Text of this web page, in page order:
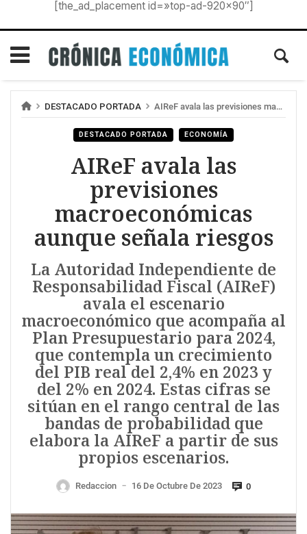
[the_ad_placement id=»top-ad-920×90″]
DESTACADO PORTADA AIReF avala las previsiones macroeconómicas aunque señala riesgos
DESTACADO PORTADA ECONOMÍA
AIReF avala las
previsiones
macroeconómicas
aunque señala riesgos
La Autoridad Independiente de
Responsabilidad Fiscal (AIReF)
avala el escenario
macroeconómico que acompaña al
Plan Presupuestario para 2024,
que contempla un crecimiento
del PIB real del 2,4% en 2023 y
del 2% en 2024. Estas cifras se
sitúan en el rango central de las
bandas de probabilidad que
elabora la AIReF a partir de sus
propios escenarios.
Redaccion — 16 De Octubre De 2023 0